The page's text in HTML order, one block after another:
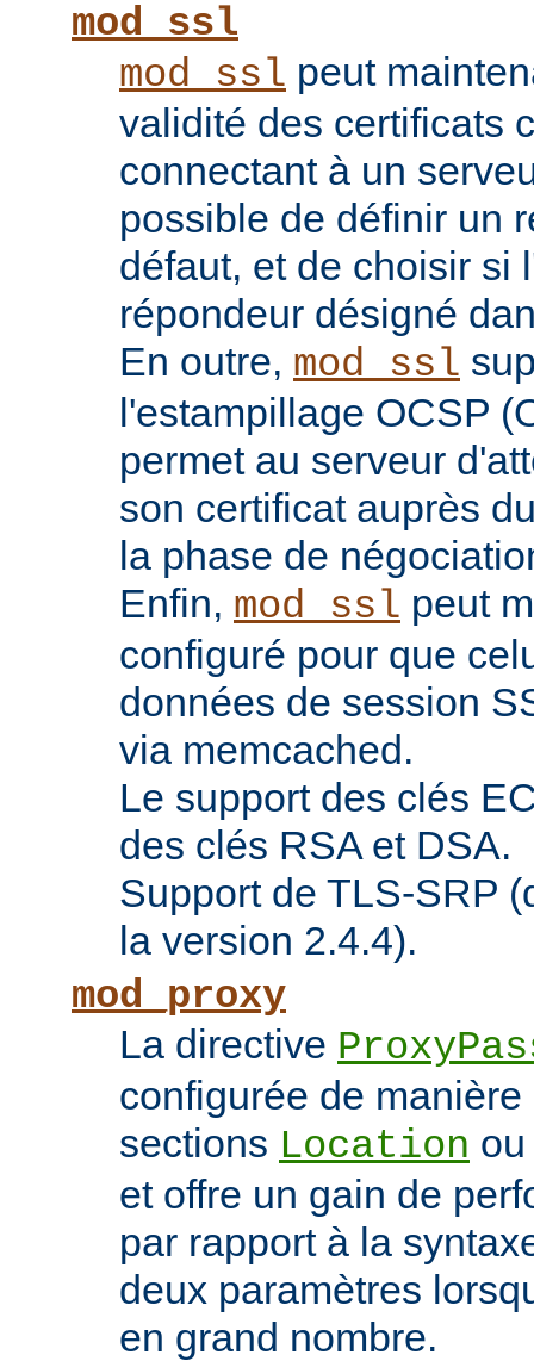
mod_ssl
mod_ssl peut
validité des certificats
connectant à un
possible de définir un
défaut, et de choisir si
répondeur désigné
En outre, mod_ssl
l'estampillage OCSP
permet au serveur
son certificat auprès
la phase de
Enfin, mod_ssl peut
configuré pour que
données de session
via memcached.
Le support des clés
des clés RSA et DSA.
Support de TLS-SRP
la version 2.4.4).
mod_proxy
La directive
configurée de
sections Location
et offre un gain de
par rapport à la
deux paramètres
en grand nombre.